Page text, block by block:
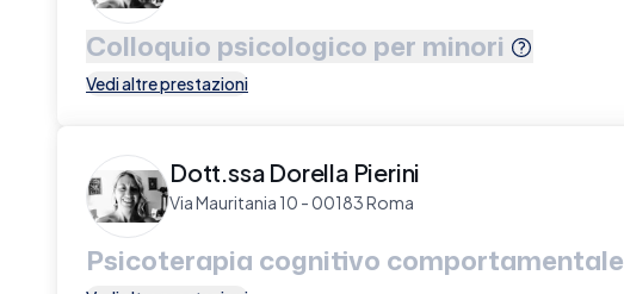
Colloquio psicologico per minori
Vedi altre prestazioni
Dott.ssa Dorella Pierini
Via Mauritania 10 - 00183 Roma
Psicoterapia cognitivo comportamentale